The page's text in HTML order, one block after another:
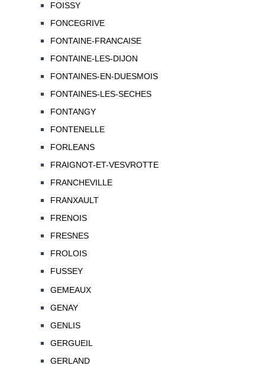
FOISSY
FONCEGRIVE
FONTAINE-FRANCAISE
FONTAINE-LES-DIJON
FONTAINES-EN-DUESMOIS
FONTAINES-LES-SECHES
FONTANGY
FONTENELLE
FORLEANS
FRAIGNOT-ET-VESVROTTE
FRANCHEVILLE
FRANXAULT
FRENOIS
FRESNES
FROLOIS
FUSSEY
GEMEAUX
GENAY
GENLIS
GERGUEIL
GERLAND